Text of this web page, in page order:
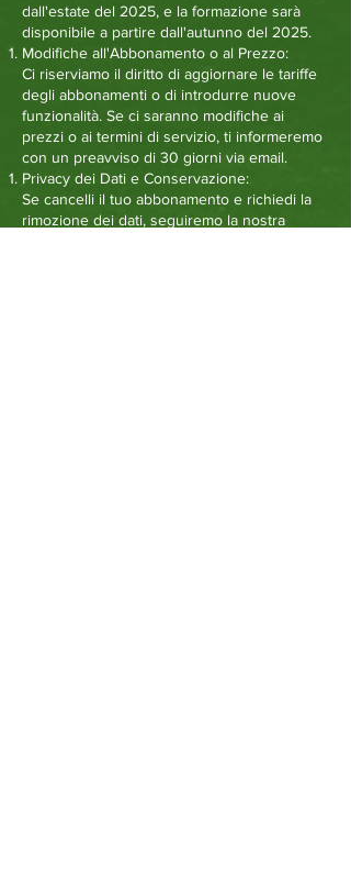
dall'estate del 2025, e la formazione sarà
disponibile a partire dall'autunno del 2025.
Modifiche all'Abbonamento o al Prezzo:
Ci riserviamo il diritto di aggiornare le tariffe
degli abbonamenti o di introdurre nuove
funzionalità. Se ci saranno modifiche ai
prezzi o ai termini di servizio, ti informeremo
con un preavviso di 30 giorni via email.
Privacy dei Dati e Conservazione:
Se cancelli il tuo abbonamento e richiedi la
rimozione dei dati, seguiremo la nostra